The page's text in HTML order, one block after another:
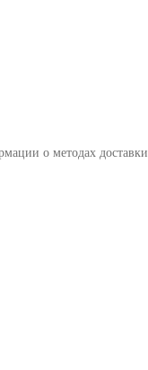
о методах доставки